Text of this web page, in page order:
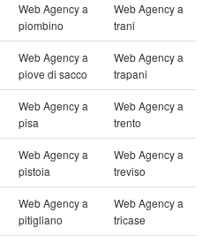
Web Agency a
piombino
Web Agency a
trani
Web Agency a
piove di sacco
Web Agency a
trapani
Web Agency a
pisa
Web Agency a
trento
Web Agency a
pistoia
Web Agency a
treviso
Web Agency a
pitigliano
Web Agency a
tricase